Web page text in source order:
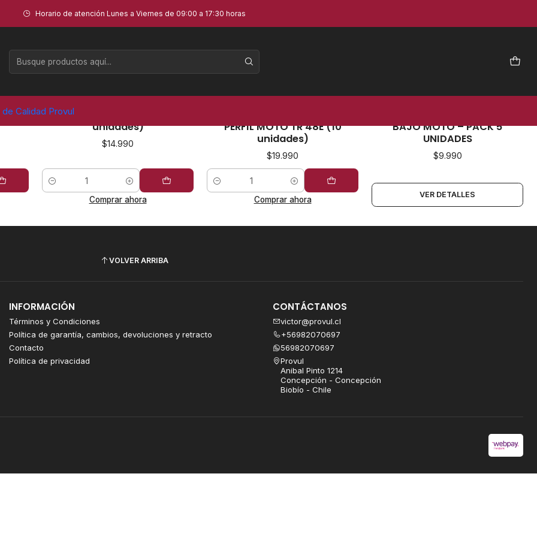
Calidad Provul
Horario de atención Lunes a Viernes de 09:00 a 17:30 horas
Moto
(10
78|PVL
VALVULA MOTO PVR 70 (10
unidades)
$14.990
Cantidad
Comprar ahora
1741|PVL
PERFIL MOTO TR 48E (10
unidades)
$19.990
Cantidad
Comprar ahora
1309|PVL
BAJO MOTO – PACK 5
UNIDADES
$9.990
VER DETALLES
VOLVER ARRIBA
INFORMACIÓN
Términos y Condiciones
Política de garantía, cambios, devoluciones y retracto
Contacto
Política de privacidad
CONTÁCTANOS
victor@provul.cl
+56982070697
56982070697
Provul
Anibal Pinto 1214
Concepción - Concepción
Biobío - Chile